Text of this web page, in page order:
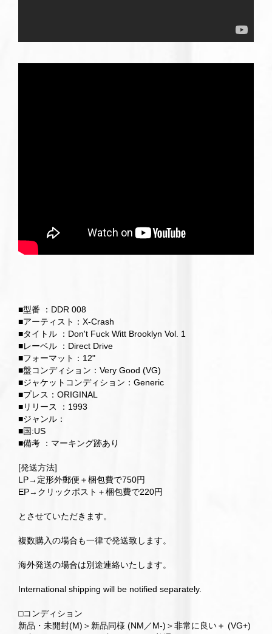
■型番 ：DDR 008
■アーティスト：X-Crash
■タイトル ：Don't Fuck Witt Brooklyn Vol. 1
■レーベル ：Direct Drive
■フォーマット：12"
■盤コンディション：Very Good (VG)
■ジャケットコンディション：Generic
■プレス：ORIGINAL
■リリース ：1993
■ジャンル：
■国:US
■備考 ：マーキング跡あり
[発送方法]
LP→定形外郵便＋梱包費で750円
EP→クリックポスト＋梱包費で220円
とさせていただきます。
複数購入の場合も一律で発送致します。
海外発送の場合は別途連絡いたします。
International shipping will be notified separately.
□コンディション
新品・未開封(M)＞新品同様 (NM／M-)＞非常に良い＋ (VG+)